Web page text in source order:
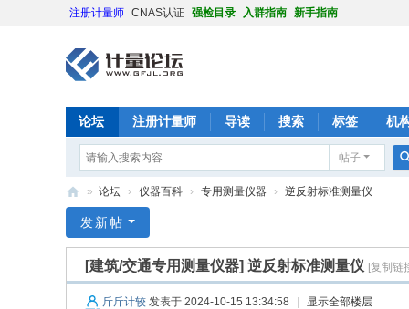
注册计量师 CNAS认证 强检目录 入群指南 新手指南
论坛 注册计量师 导读 搜索 标签 机
帖子
量
» 论坛 › 仪器百科 › 专用测量仪器 › 逆反射标准测量仪
发新帖
[建筑/交通专用测量仪器] 逆反射标准测量仪 [复制链
斤斤计较 发表于 2024-10-15 13:34:58 显示全部楼层